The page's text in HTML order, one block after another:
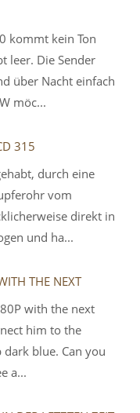
kommt kein Ton
leer. Die Sender
über Nacht einfach
möc...
315
durch eine
vom
direkt in
und ha...
THE NEXT
with the next
him to the
blue. Can you
a...